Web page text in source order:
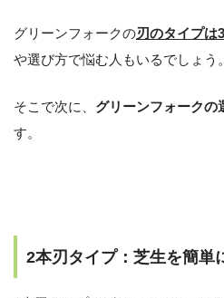
グリーンフォークの刃のタイプは
や選び方で悩む人もいるでしょう。
そこで次に、 グリーンフォークの
す。
2本刃タイプ：芝生を簡単